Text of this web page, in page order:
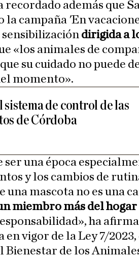
recordado además que
la campaña 'En
dirigida a
«los animales de
su cuidado no puede
momento».
de control de las
de Córdoba
ser una época
y los cambios de
una mascota no es una
miembro más del hogar
ha
en vigor de la Ley 7/
Bienestar de los